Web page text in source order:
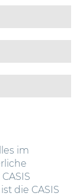
im
die CASIS